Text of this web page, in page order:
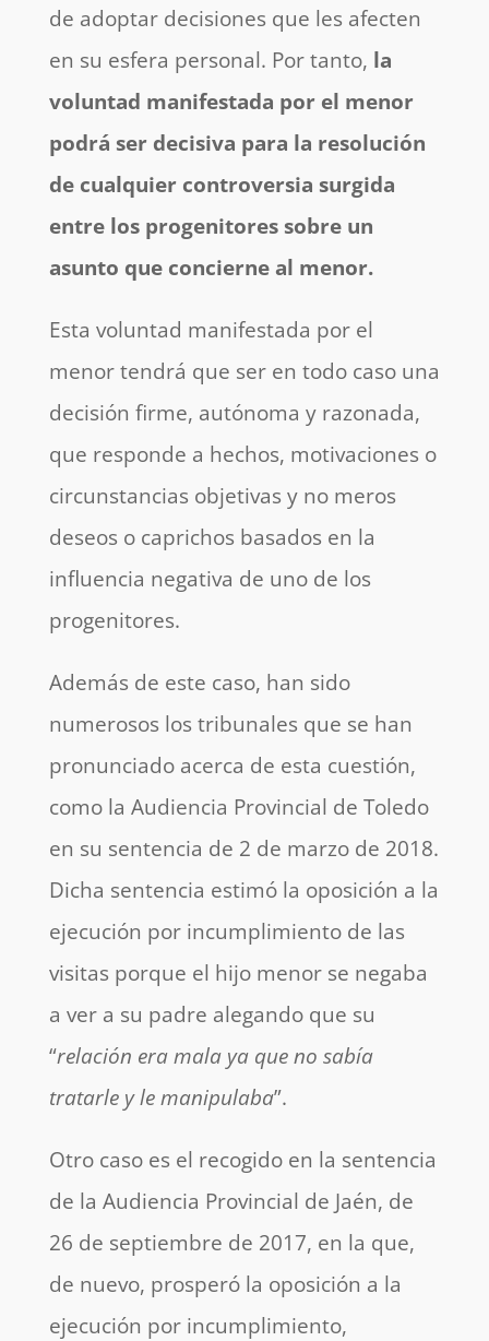
de adoptar decisiones que les afecten
en su esfera personal. Por tanto, la
voluntad manifestada por el menor
podrá ser decisiva para la resolución
de cualquier controversia surgida
entre los progenitores sobre un
asunto que concierne al menor.
Esta voluntad manifestada por el
menor tendrá que ser en todo caso una
decisión firme, autónoma y razonada,
que responde a hechos, motivaciones o
circunstancias objetivas y no meros
deseos o caprichos basados en la
influencia negativa de uno de los
progenitores.
Además de este caso, han sido
numerosos los tribunales que se han
pronunciado acerca de esta cuestión,
como la Audiencia Provincial de Toledo
en su sentencia de 2 de marzo de 2018.
Dicha sentencia estimó la oposición a la
ejecución por incumplimiento de las
visitas porque el hijo menor se negaba
a ver a su padre alegando que su
“relación era mala ya que no sabía
tratarle y le manipulaba”.
Otro caso es el recogido en la sentencia
de la Audiencia Provincial de Jaén, de
26 de septiembre de 2017, en la que,
de nuevo, prosperó la oposición a la
ejecución por incumplimiento,